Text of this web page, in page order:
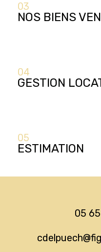
03
NOS BIENS
04
GESTION
05
ESTIMATION
05